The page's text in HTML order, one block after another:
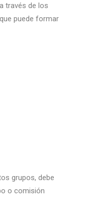
través de los
puede formar
grupos, debe
o comisión